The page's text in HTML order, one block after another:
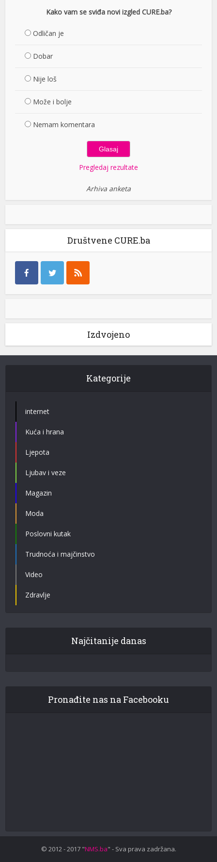
Kako vam se sviđa novi izgled CURE.ba?
Odličan je
Dobar
Nije loš
Može i bolje
Nemam komentara
Pregledaj rezultate
Arhiva anketa
Društvene CURE.ba
Izdvojeno
Kategorije
internet
Kuća i hrana
Ljepota
Ljubav i veze
Magazin
Moda
Poslovni kutak
Trudnoća i majčinstvo
Video
Zdravlje
Najčitanije danas
Pronađite nas na Facebooku
© 2012 - 2017 "NMS.ba" - Sva prava zadržana.